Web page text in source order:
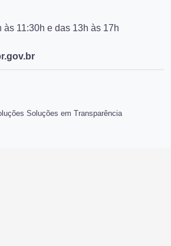
às 11:30h e das 13h às 17h
Soluções em Transparência